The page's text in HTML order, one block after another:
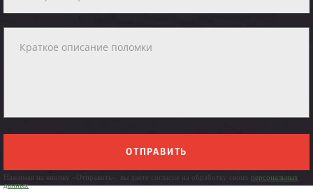
ОТПРАВИТЬ
Нажимая на кнопку «Отправить», вы даете согласие на обработку своих персональных
данных